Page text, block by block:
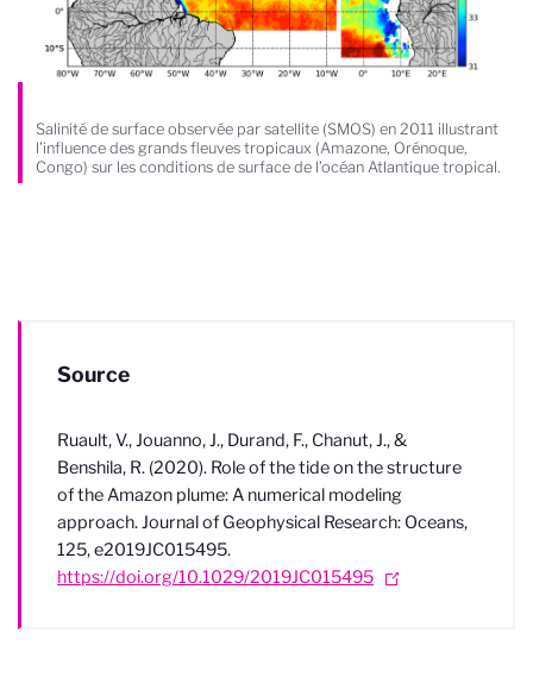
Salinité de surface observée par satellite (SMOS) en 2011 illustrant
l’influence des grands fleuves tropicaux (Amazone, Orénoque,
Congo) sur les conditions de surface de l’océan Atlantique tropical.
Source
Ruault, V., Jouanno, J., Durand, F., Chanut, J., &
Benshila, R. (2020). Role of the tide on the structure
of the Amazon plume: A numerical modeling
approach. Journal of Geophysical Research: Oceans,
125, e2019JC015495.
https://doi.org/10.1029/2019JC015495